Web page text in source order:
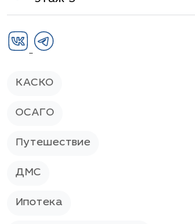
КАСКО
ОСАГО
Путешествие
ДМС
Ипотека